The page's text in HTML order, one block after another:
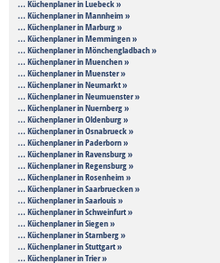
... Küchenplaner in Luebeck »
... Küchenplaner in Mannheim »
... Küchenplaner in Marburg »
... Küchenplaner in Memmingen »
... Küchenplaner in Mönchengladbach »
... Küchenplaner in Muenchen »
... Küchenplaner in Muenster »
... Küchenplaner in Neumarkt »
... Küchenplaner in Neumuenster »
... Küchenplaner in Nuernberg »
... Küchenplaner in Oldenburg »
... Küchenplaner in Osnabrueck »
... Küchenplaner in Paderborn »
... Küchenplaner in Ravensburg »
... Küchenplaner in Regensburg »
... Küchenplaner in Rosenheim »
... Küchenplaner in Saarbruecken »
... Küchenplaner in Saarlouis »
... Küchenplaner in Schweinfurt »
... Küchenplaner in Siegen »
... Küchenplaner in Starnberg »
... Küchenplaner in Stuttgart »
... Küchenplaner in Trier »